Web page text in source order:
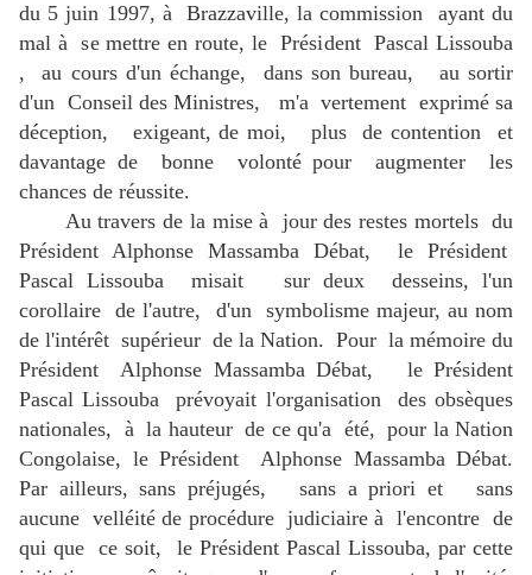
du 5 juin 1997, à Brazzaville, la commission ayant du
mal à se mettre en route, le Président Pascal Lissouba
, au cours d'un échange, dans son bureau, au sortir
d'un Conseil des Ministres, m'a vertement exprimé sa
déception, exigeant, de moi, plus de contention et
davantage de bonne volonté pour augmenter les
chances de réussite.
Au travers de la mise à jour des restes mortels du
Président Alphonse Massamba Débat, le Président
Pascal Lissouba misait sur deux desseins, l'un
corollaire de l'autre, d'un symbolisme majeur, au nom
de l'intérêt supérieur de la Nation. Pour la mémoire du
Président Alphonse Massamba Débat, le Président
Pascal Lissouba prévoyait l'organisation des obsèques
nationales, à la hauteur de ce qu'a été, pour la Nation
Congolaise, le Président Alphonse Massamba Débat.
Par ailleurs, sans préjugés, sans a priori et sans
aucune velléité de procédure judiciaire à l'encontre de
qui que ce soit, le Président Pascal Lissouba, par cette